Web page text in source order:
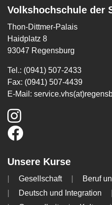
Volkshochschule der
Thon-Dittmer-Palais
Haidplatz 8
93047 Regensburg
Tel.: (0941) 507-2433
Fax: (0941) 507-4439
E-Mail:
Unsere Kurse
Gesellschaft
Beruf
Deutsch und Integration